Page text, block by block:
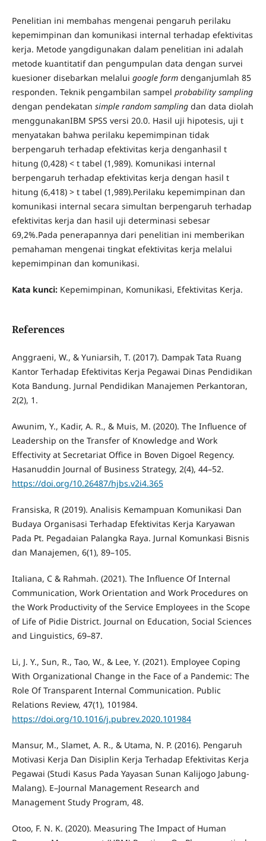
Penelitian ini membahas mengenai pengaruh perilaku
kepemimpinan dan komunikasi internal terhadap efektivitas
kerja. Metode yangdigunakan dalam penelitian ini adalah
metode kuantitatif dan pengumpulan data dengan survei
kuesioner disebarkan melalui google form denganjumlah 85
responden. Teknik pengambilan sampel probability sampling
dengan pendekatan simple random sampling dan data diolah
menggunakanIBM SPSS versi 20.0. Hasil uji hipotesis, uji t
menyatakan bahwa perilaku kepemimpinan tidak
berpengaruh terhadap efektivitas kerja denganhasil t
hitung (0,428) < t tabel (1,989). Komunikasi internal
berpengaruh terhadap efektivitas kerja dengan hasil t
hitung (6,418) > t tabel (1,989).Perilaku kepemimpinan dan
komunikasi internal secara simultan berpengaruh terhadap
efektivitas kerja dan hasil uji determinasi sebesar
69,2%.Pada penerapannya dari penelitian ini memberikan
pemahaman mengenai tingkat efektivitas kerja melalui
kepemimpinan dan komunikasi.
Kata kunci: Kepemimpinan, Komunikasi, Efektivitas Kerja.
References
Anggraeni, W., & Yuniarsih, T. (2017). Dampak Tata Ruang
Kantor Terhadap Efektivitas Kerja Pegawai Dinas Pendidikan
Kota Bandung. Jurnal Pendidikan Manajemen Perkantoran,
2(2), 1.
Awunim, Y., Kadir, A. R., & Muis, M. (2020). The Influence of
Leadership on the Transfer of Knowledge and Work
Effectivity at Secretariat Office in Boven Digoel Regency.
Hasanuddin Journal of Business Strategy, 2(4), 44–52.
https://doi.org/10.26487/hjbs.v2i4.365
Fransiska, R (2019). Analisis Kemampuan Komunikasi Dan
Budaya Organisasi Terhadap Efektivitas Kerja Karyawan
Pada Pt. Pegadaian Palangka Raya. Jurnal Komunkasi Bisnis
dan Manajemen, 6(1), 89–105.
Italiana, C & Rahmah. (2021). The Influence Of Internal
Communication, Work Orientation and Work Procedures on
the Work Productivity of the Service Employees in the Scope
of Life of Pidie District. Journal on Education, Social Sciences
and Linguistics, 69–87.
Li, J. Y., Sun, R., Tao, W., & Lee, Y. (2021). Employee Coping
With Organizational Change in the Face of a Pandemic: The
Role Of Transparent Internal Communication. Public
Relations Review, 47(1), 101984.
https://doi.org/10.1016/j.pubrev.2020.101984
Mansur, M., Slamet, A. R., & Utama, N. P. (2016). Pengaruh
Motivasi Kerja Dan Disiplin Kerja Terhadap Efektivitas Kerja
Pegawai (Studi Kasus Pada Yayasan Sunan Kalijogo Jabung-
Malang). E–Journal Management Research and
Management Study Program, 48.
Otoo, F. N. K. (2020). Measuring The Impact of Human